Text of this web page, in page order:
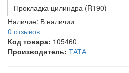
Прокладка цилиндра (R190)
Наличие: В наличии
0 отзывов
Код товара: 105460
Производитель: ТАТА